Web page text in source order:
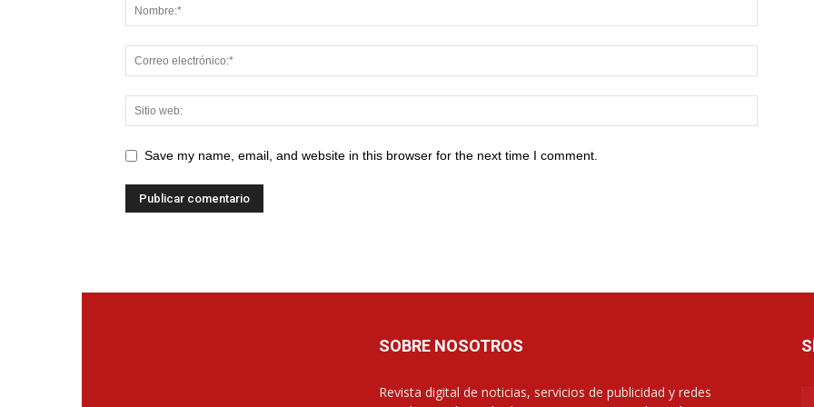
Save my name, email, and website in this browser for the next time I comment.
SOBRE NOSOTROS
Revista digital de noticias, servicios de publicidad y redes